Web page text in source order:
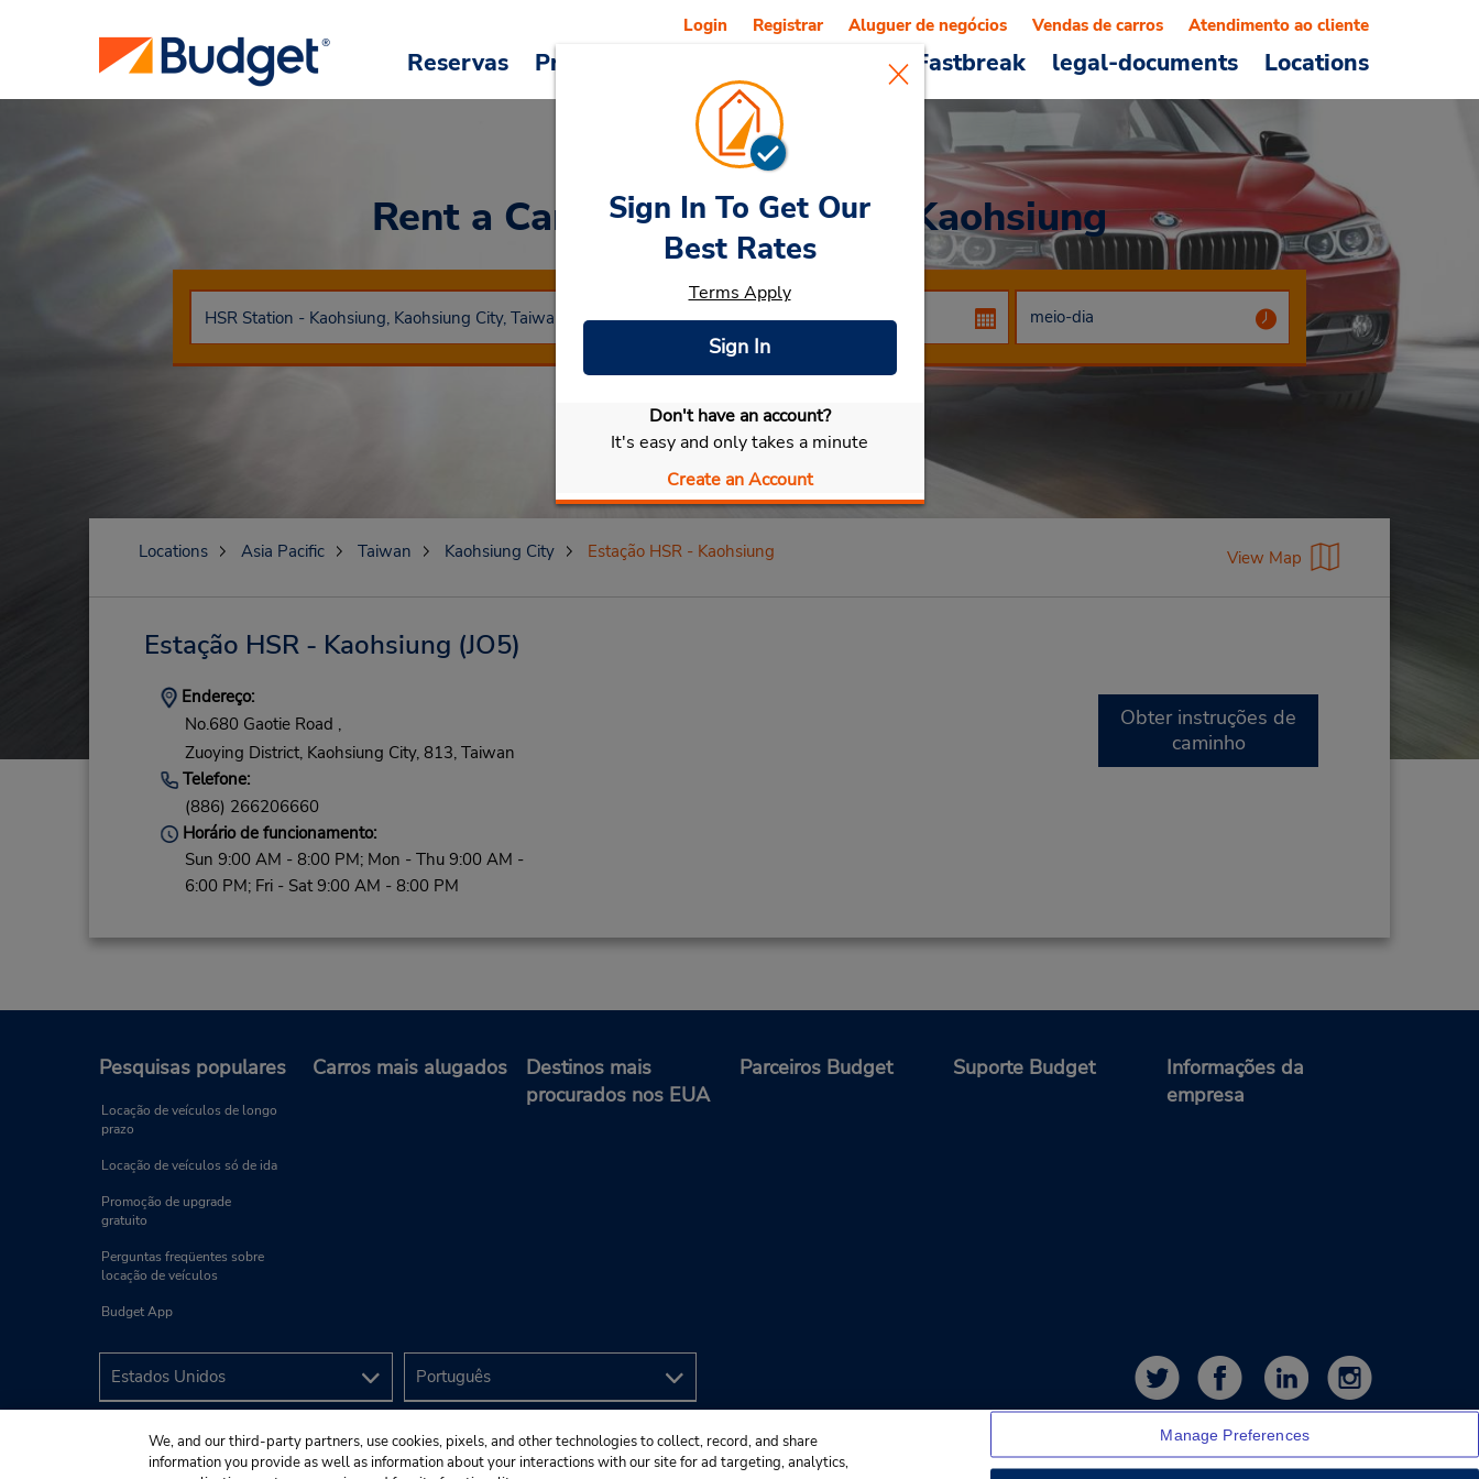
Reservas Promoções Veículos e serviços Fastbreak legal-documents Locations
Login Registrar Aluguer de negócios Vendas de carros Atendimento ao cliente
Rent a Car at Estação HSR - Kaohsiung
Selecionar meu carro
Sign In To Get Our
Best Rates
Terms Apply
Sign In
Don't have an account?
It's easy and only takes a minute
Create an Account
Locations Asia Pacific Taiwan Kaohsiung City Estação HSR - Kaohsiung View Map
Estação HSR - Kaohsiung (JO5)
Endereço:
No.680 Gaotie Road ,
Zuoying District, Kaohsiung City, 813, Taiwan
Telefone:
(886) 266206660
Horário de funcionamento:
Sun 9:00 AM - 8:00 PM; Mon - Thu 9:00 AM -
6:00 PM; Fri - Sat 9:00 AM - 8:00 PM
Obter instruções de
caminho
Pesquisas populares
Locação de veículos de longo
prazo
Locação de veículos só de ida
Promoção de upgrade
gratuito
Perguntas freqüentes sobre
locação de veículos
Budget App
Carros mais alugados
Destinos mais
procurados nos EUA
Parceiros Budget Suporte Budget
Informações da
empresa
We, and our third-party partners, use cookies, pixels, and other technologies to collect, record, and share
information you provide as well as information about your interactions with our site for ad targeting, analytics,
Manage Preferences